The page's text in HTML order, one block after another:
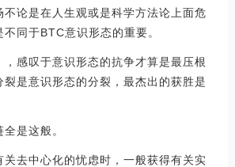
不论是在人生观或是科学方法论上面危
同于BTC意识形态的重要。
感叹于意识形态的抗争才算是最压根
裂是意识形态的分裂，最杰出的获胜是
是这般。
关去中心化的忧虑时，一般获得有关实